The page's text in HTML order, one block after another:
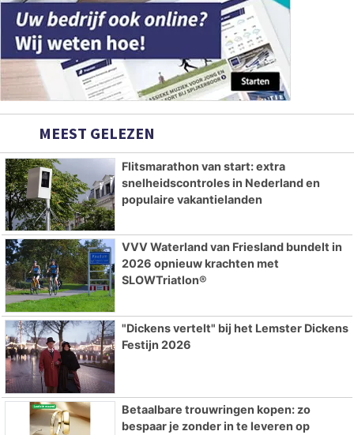
MEEST GELEZEN
Flitsmarathon van start: extra
snelheidscontroles in Nederland en
populaire vakantielanden
VVV Waterland van Friesland bundelt in
2026 opnieuw krachten met
SLOWTriatlon®
"Dickens vertelt" bij het Lemster Dickens
Festijn 2026
Betaalbare trouwringen kopen: zo
bespaar je zonder in te leveren op